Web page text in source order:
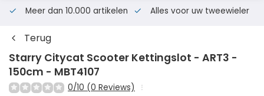
Meer dan 10.000 artikelen Alles voor uw tweewieler
Terug
Starry Citycat Scooter Kettingslot - ART3 -
150cm - MBT4107
0/10 (0 Reviews)